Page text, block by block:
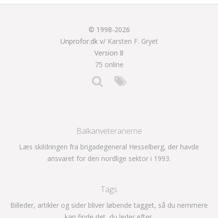
© 1998-2026
Unprofor.dk v/ Karsten F. Gryet
Version 8
75 online
Balkanveteranerne
Læs skildringen fra brigadegeneral Hesselberg, der havde
ansvaret for den nordlige sektor i 1993.
Tags
Billeder, artikler og sider bliver løbende tagget, så du nemmere